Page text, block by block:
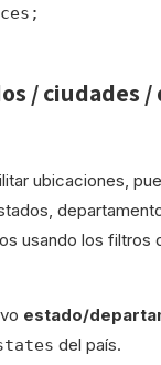
/ ciudades
ubicaciones,
usando los filtros
estado/
del país.